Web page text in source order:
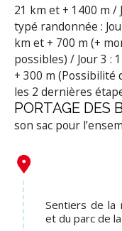
21 km et + 1400 m /
typé randonnée :
km et + 700 m (+
possibles) / Jour 3 :
+ 300 m (Possibilité
les 2 dernières
PORTAGE DES
son sac pour
Sentiers de la
et du parc de